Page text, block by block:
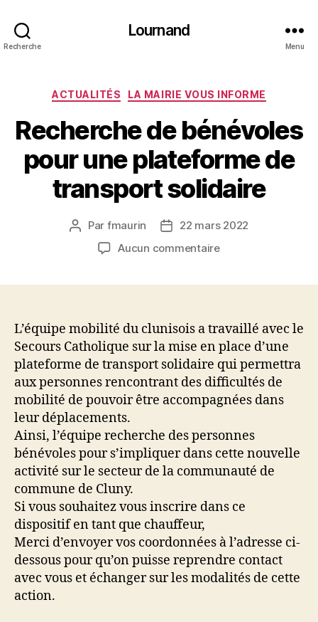
Recherche
Lournand
Menu
Catégories
ACTUALITÉS LA MAIRIE VOUS INFORME
Recherche de bénévoles
pour une plateforme de
transport solidaire
Auteur
l’article
Par fmaurin
Date22 mars 2022
Aucun commentairesur
une
plateforme
de
transport
solidaire
L’équipe mobilité du clunisois a travaillé avec le
Secours Catholique sur la mise en place d’une
plateforme de transport solidaire qui permettra
aux personnes rencontrant des difficultés de
mobilité de pouvoir être accompagnées dans
leur déplacements.
Ainsi, l’équipe recherche des personnes
bénévoles pour s’impliquer dans cette nouvelle
activité sur le secteur de la communauté de
commune de Cluny.
Si vous souhaitez vous inscrire dans ce
dispositif en tant que chauffeur,
Merci d’envoyer vos coordonnées à l’adresse ci-
dessous pour qu’on puisse reprendre contact
avec vous et échanger sur les modalités de cette
action.